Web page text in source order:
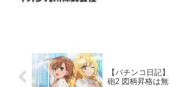
【パチンコ日記
砲2 図柄昇格は